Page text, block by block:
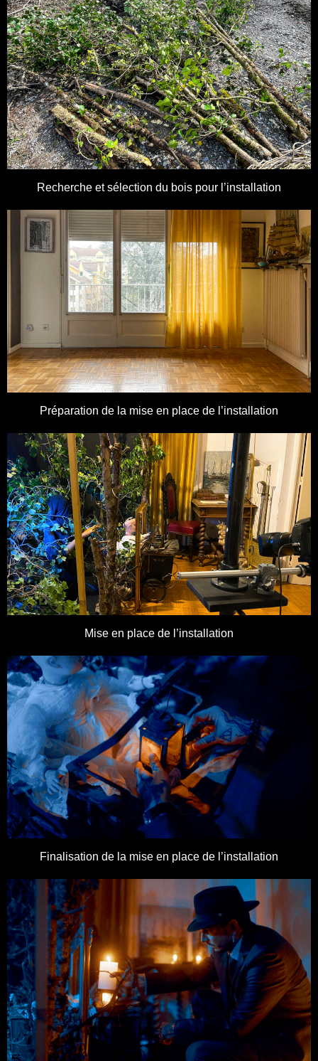
Recherche et sélection du bois pour l’installation
Préparation de la mise en place de l’installation
Mise en place de l’installation
Finalisation de la mise en place de l’installation